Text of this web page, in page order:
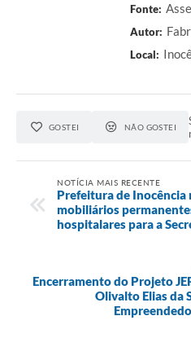
Fonte:
Autor:
Local:
GOSTEI NÃO GOSTEI
NOTÍCIA MAIS RECENTE
Prefeitura de Inocência
mobiliários
hospitalares para a
Encerramento do Projeto
Olivalto Elias da